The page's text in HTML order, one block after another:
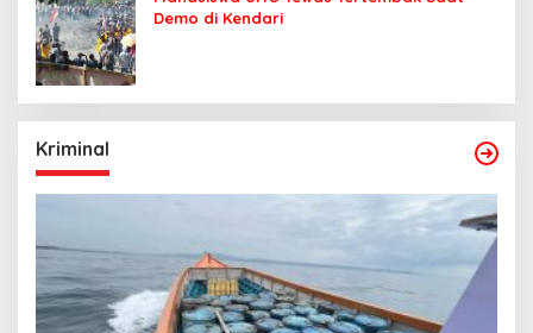
Demo di Kendari
Kriminal